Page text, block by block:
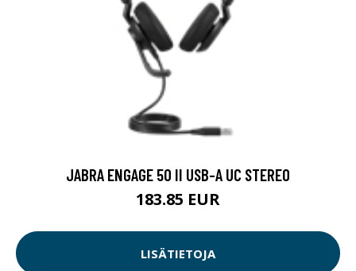
JABRA ENGAGE 50 II USB-A UC STEREO
183.85 EUR
LISÄTIETOJA